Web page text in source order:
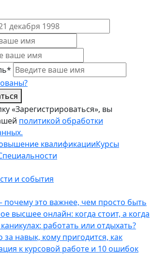
«Зарегистрироваться», вы
политикой обработки
квалификацииКурсы
и события
почему это важнее, чем просто быть
высшее онлайн: когда стоит, а когда
работать или отдыхать?
за навык, кому пригодится, как
к курсовой работе и 10 ошибок